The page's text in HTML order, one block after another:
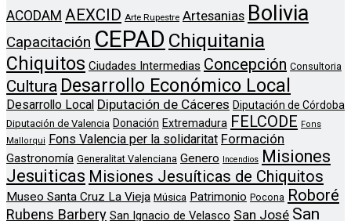
ACODAM AEXCID Arte Rupestre Artesanias Bolivia
Capacitación CEPAD Chiquitania
Chiquitos Ciudades Intermedias Concepción Consultoria
Cultura Desarrollo Económico Local
Desarrollo Local Diputación de Cáceres Diputación de Córdoba
Diputación de Valencia Donación Extremadura FELCODE Fons
Mallorqui
Fons Valencia per la solidaritat Formación
Gastronomía Generalitat Valenciana Genero Incendios Misiones
Jesuiticas Misiones Jesuíticas de Chiquitos
Museo Santa Cruz La Vieja Música Patrimonio Pocona Roboré
Rubens Barbery San Ignacio de Velasco San José San